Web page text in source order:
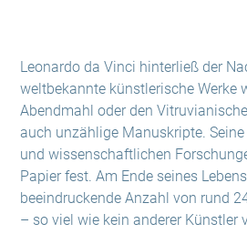
Leonardo da Vinci hinterließ der
weltbekannte künstlerische Werke
Abendmahl oder den
auch unzählige Manuskripte.
und wissenschaftlichen
Papier fest. Am Ende seines
beeindruckende Anzahl von rund
– so viel wie kein anderer Künstler